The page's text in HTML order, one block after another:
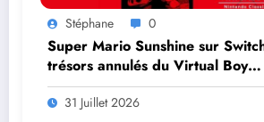
Stéphane 0
Super Mario Sunshine sur
trésors annulés du Virtual Boy
débarquent en août
31 Juillet 2026